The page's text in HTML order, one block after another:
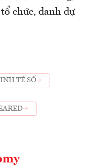
chức, danh dự
TẾ SỐ